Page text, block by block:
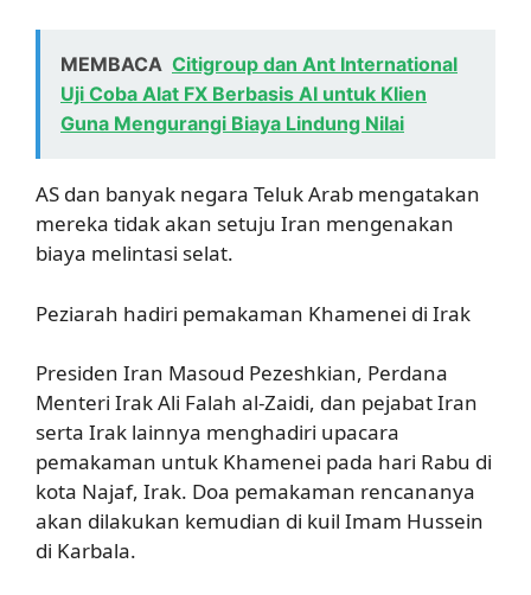
MEMBACA Citigroup dan Ant International
Uji Coba Alat FX Berbasis AI untuk Klien
Guna Mengurangi Biaya Lindung Nilai
AS dan banyak negara Teluk Arab mengatakan
mereka tidak akan setuju Iran mengenakan
biaya melintasi selat.
Peziarah hadiri pemakaman Khamenei di Irak
Presiden Iran Masoud Pezeshkian, Perdana
Menteri Irak Ali Falah al-Zaidi, dan pejabat Iran
serta Irak lainnya menghadiri upacara
pemakaman untuk Khamenei pada hari Rabu di
kota Najaf, Irak. Doa pemakaman rencananya
akan dilakukan kemudian di kuil Imam Hussein
di Karbala.